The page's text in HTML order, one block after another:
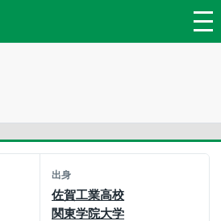
出身
佐賀工業高校
関東学院大学